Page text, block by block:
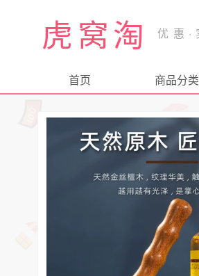
虎窝淘
首页 商品分类